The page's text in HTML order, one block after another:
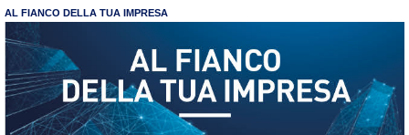
AL FIANCO DELLA TUA IMPRESA